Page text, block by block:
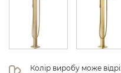
Колір виробу може